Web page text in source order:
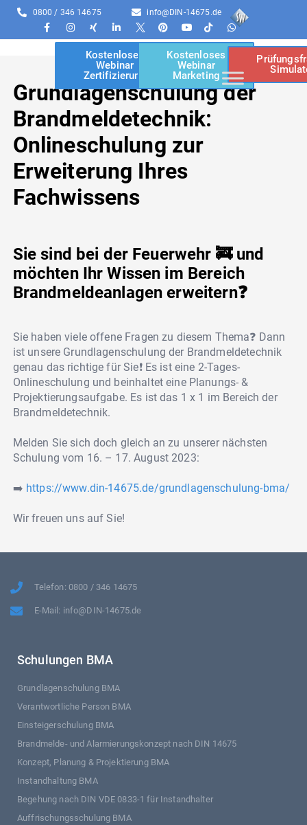
0800 / 346 14675 info@DIN-14675.de
Kostenloses
Webinar
Zertifizierung
Kostenloses
Webinar
Marketing
Grundlagenschulung der
Brandmeldetechnik:
Onlineschulung zur
Erweiterung Ihres
Fachwissens
Sie sind bei der Feuerwehr 🚒 und
möchten Ihr Wissen im Bereich
Brandmeldeanlagen erweitern❓
Sie haben viele offene Fragen zu diesem Thema❓ Dann
ist unsere Grundlagenschulung der Brandmeldetechnik
genau das richtige für Sie❗️ Es ist eine 2-Tages-
Onlineschulung und beinhaltet eine Planungs- &
Projektierungsaufgabe. Es ist das 1 x 1 im Bereich der
Brandmeldetechnik.
Melden Sie sich doch gleich an zu unserer nächsten
Schulung vom 16. – 17. August 2023:
➡️ https://www.din-14675.de/grundlagenschulung-bma/
Wir freuen uns auf Sie!
Telefon: 0800 / 346 14675
E-Mail: info@DIN-14675.de
Schulungen BMA
Grundlagenschulung BMA
Verantwortliche Person BMA
Einsteigerschulung BMA
Brandmelde- und Alarmierungskonzept nach DIN 14675
Konzept, Planung & Projektierung BMA
Instandhaltung BMA
Begehung nach DIN VDE 0833-1 für Instandhalter
Auffrischungsschulung BMA